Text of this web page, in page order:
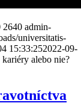
2640 admin-
universitatis-
15:33:252022-09-
alebo nie?